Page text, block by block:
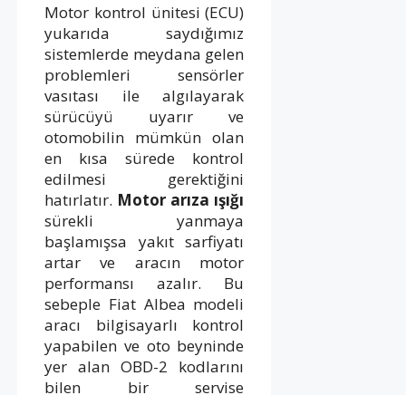
Motor kontrol ünitesi (ECU)
yukarıda saydığımız
sistemlerde meydana gelen
problemleri sensörler
vasıtası ile algılayarak
sürücüyü uyarır ve
otomobilin mümkün olan
en kısa sürede kontrol
edilmesi gerektiğini
hatırlatır. Motor arıza ışığı
sürekli yanmaya
başlamışsa yakıt sarfiyatı
artar ve aracın motor
performansı azalır. Bu
sebeple Fiat Albea modeli
aracı bilgisayarlı kontrol
yapabilen ve oto beyninde
yer alan OBD-2 kodlarını
bilen bir servise